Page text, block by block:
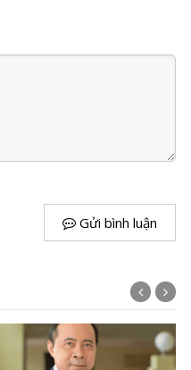
Gửi bình luận